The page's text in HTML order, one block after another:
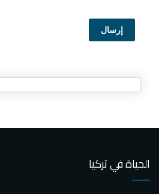
إرسال
الحياة في تركيا